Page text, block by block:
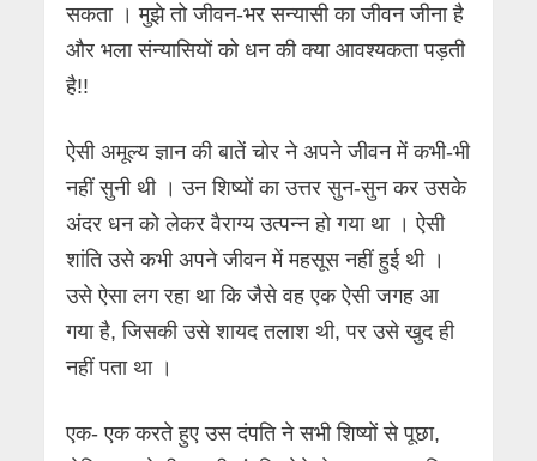
सकता । मुझे तो जीवन-भर सन्यासी का जीवन जीना है
और भला संन्यासियों को धन की क्या आवश्यकता पड़ती
है!!
ऐसी अमूल्य ज्ञान की बातें चोर ने अपने जीवन में कभी-भी
नहीं सुनी थी । उन शिष्यों का उत्तर सुन-सुन कर उसके
अंदर धन को लेकर वैराग्य उत्पन्न हो गया था । ऐसी
शांति उसे कभी अपने जीवन में महसूस नहीं हुई थी ।
उसे ऐसा लग रहा था कि जैसे वह एक ऐसी जगह आ
गया है, जिसकी उसे शायद तलाश थी, पर उसे खुद ही
नहीं पता था ।
एक- एक करते हुए उस दंपति ने सभी शिष्यों से पूछा,